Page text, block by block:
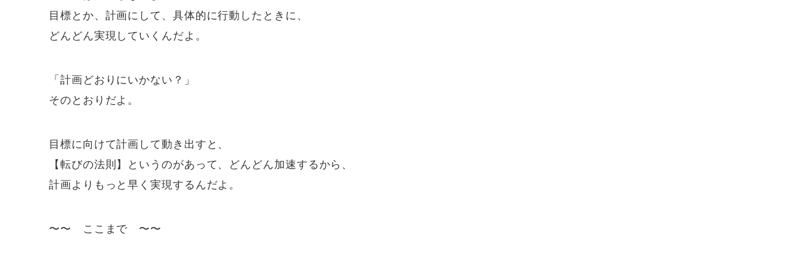
目標とか、計画にして、具体的に行動したときに、
どんどん実現していくんだよ。
「計画どおりにいかない？」
そのとおりだよ。
目標に向けて計画して動き出すと、
【転びの法則】というのがあって、どんどん加速するから、
計画よりもっと早く実現するんだよ。
〜〜 ここまで 〜〜